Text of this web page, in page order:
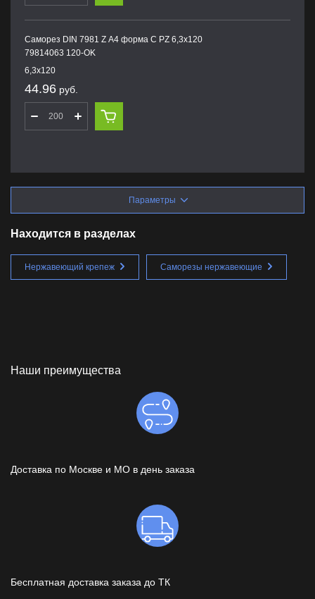
Саморез DIN 7981 Z А4 форма С PZ 6,3х120
79814063 120-OK
6,3х120
44.96 руб.
Параметры
Находится в разделах
Нержавеющий крепеж Саморезы нержавеющие
Наши преимущества
Доставка по Москве и МО в день заказа
Бесплатная доставка заказа до ТК